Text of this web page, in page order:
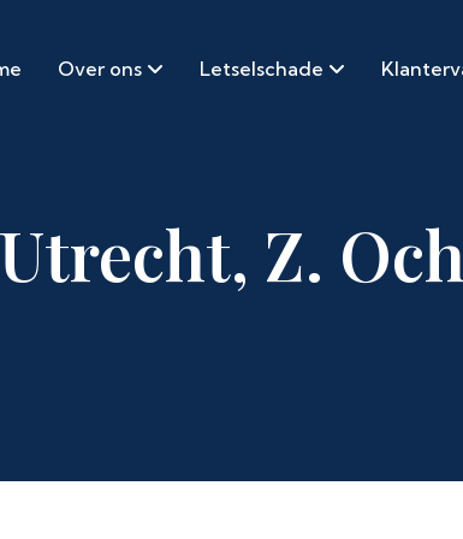
Over ons Letselschade
Utrecht, Z.